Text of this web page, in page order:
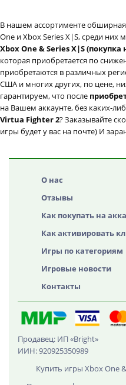
В нашем ассортименте
One и Xbox Series X|S, среди них
Xbox One & Series X|S
которая приобретается по
приобретаются в различных
США и многих других, по цене,
гарантируем, что после
на Вашем аккаунте, без каких-
Virtua Fighter 2? Заказывайте
игры будет у вас на почте) И
О нас
Отзывы
Как покупать на
Как активировать
Игры по категориям
Игровые новости
Контакты
Продавец: ИП «Bright»
ИИН: 920925350989
Купить игры Xbox One